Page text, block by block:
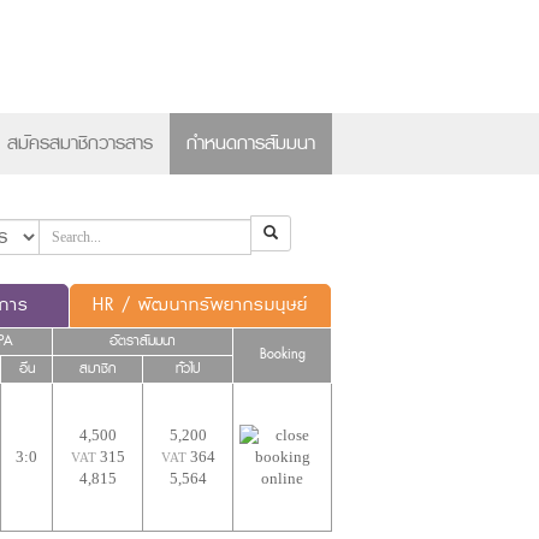
สมัครสมาชิกวารสาร กำหนดการสัมมนา
าร HR / พัฒนาทรัพยากรมนุษย์
อัตราสัมมนา
Booking
อื่น สมาชิก ทั่วไป
3:0
4,500
VAT315
4,815
5,200
VAT364
5,564